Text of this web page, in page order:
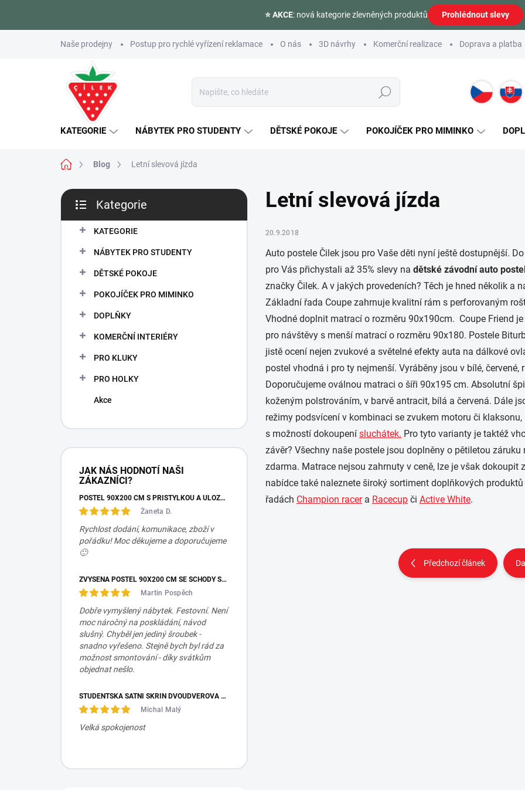
⭐ AKCE: nová kategorie zlevněných produktů Prohlédnout slevy
Naše prodejny Postup pro rychlé vyřízení reklamace O nás 3D návrhy Komerční realizace Doprava a platba
Hledat
KATEGORIE NÁBYTEK PRO STUDENTY DĚTSKÉ POKOJE POKOJÍČEK PRO MIMINKO
Domů Blog Letní slevová jízda
P
s
kategorie
Kategorie
KATEGORIE
NÁBYTEK PRO STUDENTY
DĚTSKÉ POKOJE
POKOJÍČEK PRO MIMINKO
DOPLŇKY
KOMERČNÍ INTERIÉRY
PRO KLUKY
PRO HOLKY
Akce
JAK NÁS HODNOTÍ NAŠI
ZÁKAZNÍCI?
POSTEL 90X200 CM S PŘISTÝLKOU A ÚLOŽNÝM PROSTOREM MOCHA STUDIO
Žaneta D.
Rychlost dodání, komunikace, zboží v
pořádku! Moc děkujeme a doporučujeme
🙂
ZVÝŠENÁ POSTEL 90X200 CM SE SCHODY SET MOCHA STUDIO
Martin Pospěch
Dobře vymyšlený nábytek. Festovní. Není
moc náročný na poskládání, návod
slušný. Chyběl jen jediný šroubek -
snadno vyřešeno. Stejně bych byl rád za
možnost smontování - díky svátkům
objednat nešlo.
STUDENTSKÁ ŠATNÍ SKŘÍŇ DVOUDVEŘOVÁ TRIO
Michal Malý
Velká spokojenost
Letní slevová jízda
20.9.2018
Auto postele Čilek jsou pro Vaše děti nyní ještě dostupnější.
pro Vás přichystali až 35% slevy na dětské závodní auto
značky Čilek. A v jakých provedeních? Těch je hned několik a
Základní řada Coupe zahrnuje kvalitní rám s perforovaným
Vhodné doplnit matrací o rozměru 90x190cm. Coupe Friend
pro návštěvy s menší matrací o rozměru 90x180. Postele
jistě ocení nejen zvukové a světelné efekty auta na dálkové
postel vhodná i pro ty nejmenší. Vyráběny jsou v bílé,
Doporučujeme oválnou matraci o šíři 90x195 cm. Absolutní
koženým polstrováním, v barvě antracit, bílá a červená. Dále
režimy podsvícení v kombinaci se zvukem motoru či
s možností dokoupení sluchátek. Pro tyto varianty je taktéž
závěr? Všechny naše postele jsou doplněny o pětiletou
zdarma. Matrace nejsou zahrnuty v ceně, lze je však dokoupit
nabídce také naleznete široký sortiment doplňkových
řadách Champion racera Racecup či Active White.
Předchozí článek